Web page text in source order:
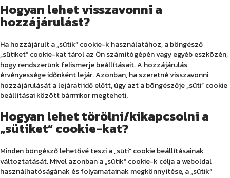
Hogyan lehet visszavonni a
hozzájárulást?
Ha hozzájárult a „sütik” cookie-k használatához, a böngésző
„sütiket” cookie-kat tárol az Ön számítógépén vagy egyéb eszközén,
hogy rendszerünk felismerje beállításait. A hozzájárulás
érvényessége időnként lejár. Azonban, ha szeretné visszavonni
hozzájárulását a lejárati idő előtt, úgy azt a böngészője „süti” cookie
beállításai között bármikor megteheti.
Hogyan lehet törölni/kikapcsolni a
„sütiket” cookie-kat?
Minden böngésző lehetővé teszi a „süti” cookie beállításainak
változtatását. Mivel azonban a „sütik” cookie-k célja a weboldal
használhatóságának és folyamatainak megkönnyítése, a „sütik”